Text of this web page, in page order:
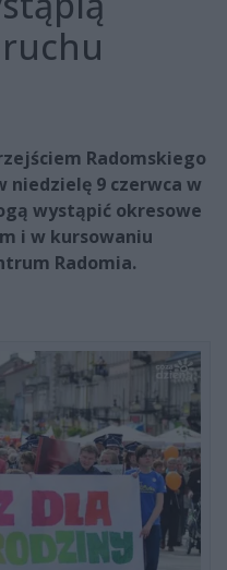
Radomskiego
niedzielę 9 czerwca w
wystąpić okresowe
i w kursowaniu
Radomia.